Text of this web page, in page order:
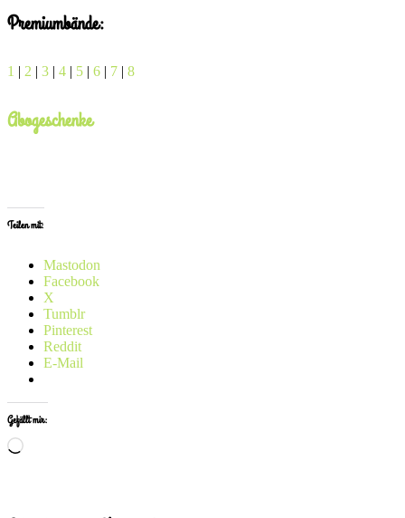
Premiumbände:
1 | 2 | 3 | 4 | 5 | 6 | 7 | 8
Abogeschenke
Teilen mit:
Mastodon
Facebook
X
Tumblr
Pinterest
Reddit
E-Mail
Gefällt mir:
Wird